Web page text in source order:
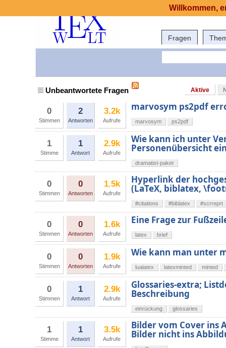
Fragen
Unbeantwortete Fragen Aktive
0
Stimmen
2
Antworten
3.2k
Aufrufe
marvosym ps2pdf
marvosym ps2pdf
1
Stimme
1
Antwort
2.9k
Aufrufe
Wie kann ich unter
Personenübersicht
dramatist-paket
0
Stimmen
0
Antworten
1.5k
Aufrufe
Hyperlink der
(LaTeX, biblatex,
#citations #biblatex #scrreprt
0
Stimmen
0
Antworten
1.6k
Aufrufe
Eine Frage zur
latex brief
0
Stimmen
0
Antworten
1.9k
Aufrufe
Wie kann man unter
lualatex latexminted minted
0
Stimmen
1
Antwort
2.9k
Aufrufe
Glossaries-extra;
Beschreibung
einrückung glossaries
1
Stimme
1
Antwort
3.5k
Aufrufe
Bilder vom Cover ins
Bilder nicht ins
Willkommen,